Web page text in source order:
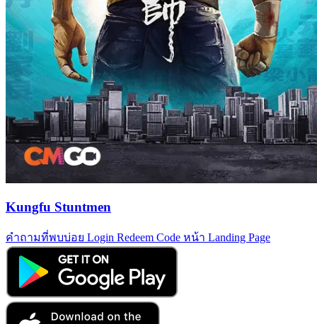
Kungfu Stuntmen
คำถามที่พบบ่อย Login Redeem Code หน้า Landing Page